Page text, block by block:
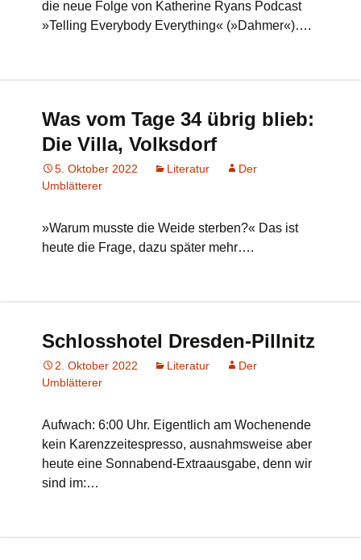
die neue Folge von Katherine Ryans Podcast
»Telling Everybody Everything« (»Dahmer«)….
Was vom Tage 34 übrig blieb:
Die Villa, Volksdorf
5. Oktober 2022 Literatur
Der
Umblätterer
»Warum musste die Weide sterben?« Das ist
heute die Frage, dazu später mehr….
Schlosshotel Dresden-Pillnitz
2. Oktober 2022 Literatur
Der
Umblätterer
Aufwach: 6:00 Uhr. Eigentlich am Wochenende
kein Karenzzeitespresso, ausnahmsweise aber
heute eine Sonnabend-Extraausgabe, denn wir
sind im:…